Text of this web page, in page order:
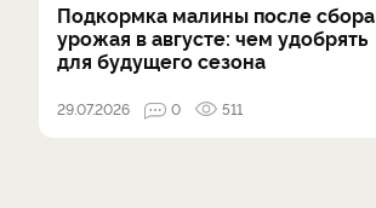
Подкормка малины после сбора
урожая в августе: чем удобрять
для будущего сезона
29.07.2026 0 511